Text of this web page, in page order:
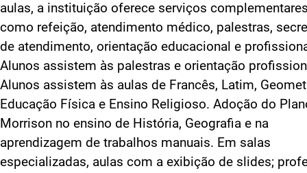
aulas, a instituição oferece serviços
como refeição, atendimento médico, palestras,
de atendimento, orientação educacional e
Alunos assistem às palestras e orientação
Alunos assistem às aulas de Francês, Latim,
Educação Física e Ensino Religioso. Adoção do
Morrison no ensino de História, Geografia e na
aprendizagem de trabalhos manuais. Em salas
especializadas, aulas com a exibição de slides;